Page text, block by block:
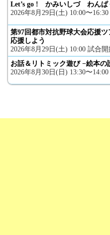
Let’s go ! かみいしづ わんぱ
2026年8月29日(土) 10:00〜16:30
第97回都市対抗野球大会応援
応援しよう
2026年8月29日(土) 10:00 試合開
お話＆リトミック遊び −絵本
2026年8月30日(日) 13:30〜14:00